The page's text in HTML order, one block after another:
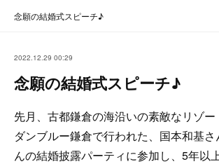
念願の結婚式スピーチ♪
2022.12.29 00:29
念願の結婚式スピーチ♪
先月、古都鎌倉の海沿いの素敵なリゾ
ダンブルー鎌倉で行われた、国本和基さ
んの結婚披露パーティに参加し、5年以